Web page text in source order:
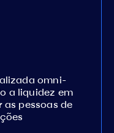
omni-
a liquidez em
pessoas de